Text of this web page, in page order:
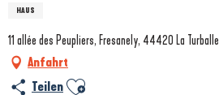
HAUS
11 allée des Peupliers, Fresanely, 44420 La Turballe
Anfahrt
Teilen Ajouter aux favoris